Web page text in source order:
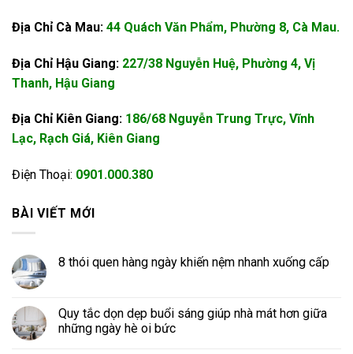
Địa Chỉ Cà Mau: 44 Quách Văn Phẩm, Phường 8, Cà Mau.
Địa Chỉ Hậu Giang: 227/38 Nguyễn Huệ, Phường 4, Vị
Thanh, Hậu Giang
Địa Chỉ Kiên Giang: 186/68 Nguyễn Trung Trực, Vĩnh
Lạc, Rạch Giá, Kiên Giang
Điện Thoại: 0901.000.380
BÀI VIẾT MỚI
8 thói quen hàng ngày khiến nệm nhanh xuống cấp
Quy tắc dọn dẹp buổi sáng giúp nhà mát hơn giữa
những ngày hè oi bức